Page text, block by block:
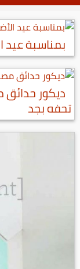
بمناسبة عيد
ديكور حدائق
تحفه بجد